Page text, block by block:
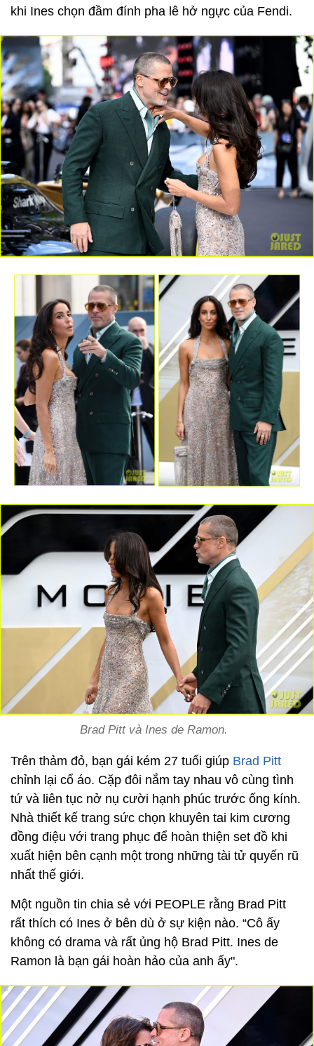
khi Ines chọn đầm đính pha lê hở ngực của Fendi.
Brad Pitt và Ines de Ramon.
Trên thảm đỏ, bạn gái kém 27 tuổi giúp Brad Pitt
chỉnh lại cổ áo. Cặp đôi nắm tay nhau vô cùng tình
tứ và liên tục nở nụ cười hạnh phúc trước ống kính.
Nhà thiết kế trang sức chọn khuyên tai kim cương
đồng điệu với trang phục để hoàn thiện set đồ khi
xuất hiện bên cạnh một trong những tài tử quyến rũ
nhất thế giới.
Một nguồn tin chia sẻ với PEOPLE rằng Brad Pitt
rất thích có Ines ở bên dù ở sự kiện nào. “Cô ấy
không có drama và rất ủng hộ Brad Pitt. Ines de
Ramon là bạn gái hoàn hảo của anh ấy".